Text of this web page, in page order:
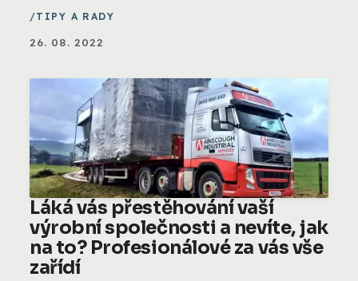
TIPY A RADY
26. 08. 2022
Láká vás přestěhování vaší
výrobní společnosti a nevíte, jak
na to? Profesionálové za vás vše
zařídí